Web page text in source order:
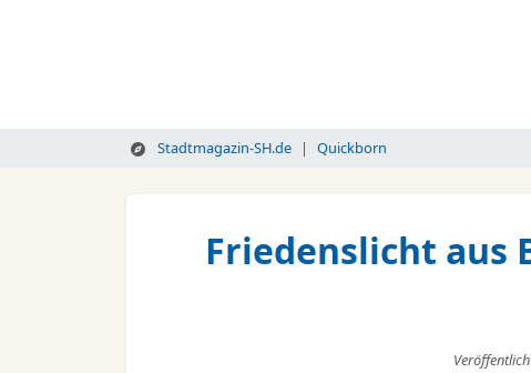
Stadtmagazin-SH.de Quickborn
Friedenslicht aus